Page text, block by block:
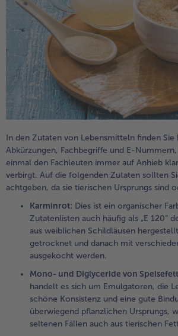
In den Zutaten von Lebensmitteln finden Sie
Abkürzungen, Fachbegriffe und E-
einmal den Fachleuten immer auf Anhieb
verbirgt. Auf die folgenden Zutaten sollten
achtgeben, da sie tierischen Ursprungs sind
Karminrot: Dies ist ein organischer
Zutatenlisten auch häufig als „E 120“
aus weiblichen Schildläusen
getrocknet und danach mit
ausgekocht werden.
Mono- und Diglyceride von
handelt es sich um Emulgatoren, die
schöne Konsistenz und eine gute
überwiegend pflanzlichen Ursprungs,
seltenen Fällen auch aus tierischen